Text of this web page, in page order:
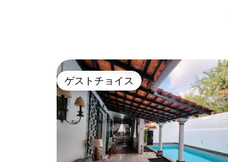
ゲストチョイス
ゲストチョイス